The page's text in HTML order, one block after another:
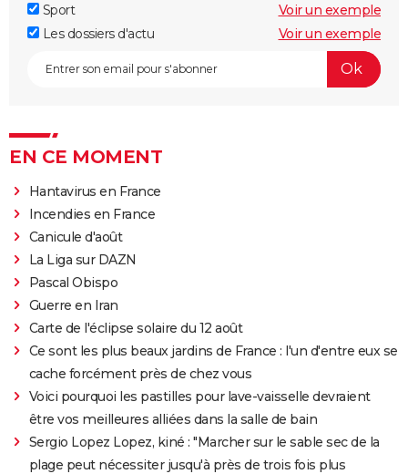
Sport
Voir un exemple
Les dossiers d'actu
Voir un exemple
EN CE MOMENT
Hantavirus en France
Incendies en France
Canicule d'août
La Liga sur DAZN
Pascal Obispo
Guerre en Iran
Carte de l'éclipse solaire du 12 août
Ce sont les plus beaux jardins de France : l'un d'entre eux se
cache forcément près de chez vous
Voici pourquoi les pastilles pour lave-vaisselle devraient
être vos meilleures alliées dans la salle de bain
Sergio Lopez Lopez, kiné : "Marcher sur le sable sec de la
plage peut nécessiter jusqu'à près de trois fois plus